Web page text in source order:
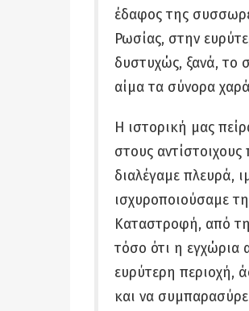
έδαφος της
Ρωσίας, στην
δυστυχώς, ξανά, το
αίμα τα σύνορα
Η ιστορική μας
στους
διαλέγαμε πλευρά,
ισχυροποιούσαμε
Καταστροφή, από
τόσο ότι η εγχώρια
ευρύτερη περιοχή,
και να